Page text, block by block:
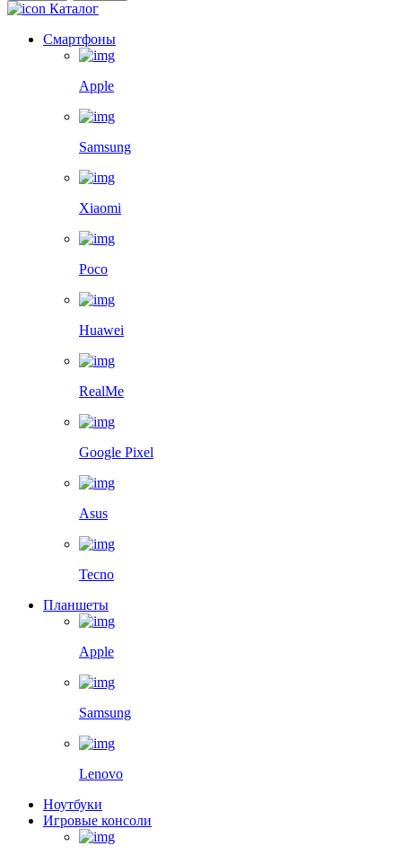
Каталог
Смартфоны
Apple
Samsung
Xiaomi
Poco
Huawei
RealMe
Google Pixel
Asus
Tecno
Планшеты
Apple
Samsung
Lenovo
Ноутбуки
Игровые консоли